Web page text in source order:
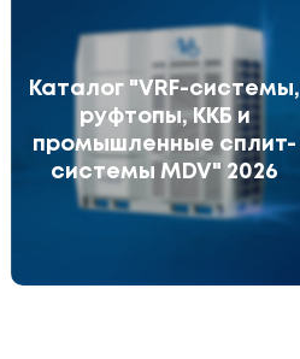
Каталог "VRF-системы,
руфтопы, ККБ и
промышленные сплит-
системы MDV" 2026